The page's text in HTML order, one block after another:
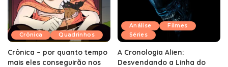
Crônica Quadrinhos
Crônica – por quanto tempo
mais eles conseguirão nos
Análise
Filmes
Séries
A Cronologia Alien:
Desvendando a Linha do